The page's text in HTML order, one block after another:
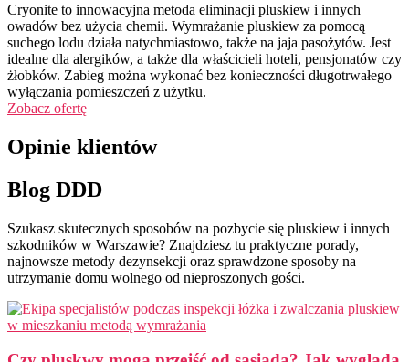
Cryonite to innowacyjna metoda eliminacji pluskiew i innych
owadów bez użycia chemii. Wymrażanie pluskiew za pomocą
suchego lodu działa natychmiastowo, także na jaja pasożytów. Jest
idealne dla alergików, a także dla właścicieli hoteli, pensjonatów czy
żłobków. Zabieg można wykonać bez konieczności długotrwałego
wyłączania pomieszczeń z użytku.
Zobacz ofertę
Opinie klientów
Blog DDD
Szukasz skutecznych sposobów na pozbycie się pluskiew i innych
szkodników w Warszawie? Znajdziesz tu praktyczne porady,
najnowsze metody dezynsekcji oraz sprawdzone sposoby na
utrzymanie domu wolnego od nieproszonych gości.